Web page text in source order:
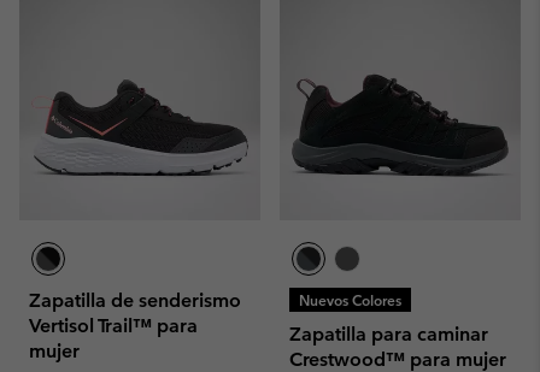
Zapatilla de senderismo
Vertisol Trail™ para
mujer
Nuevos Colores
Zapatilla para caminar
Crestwood™ para mujer